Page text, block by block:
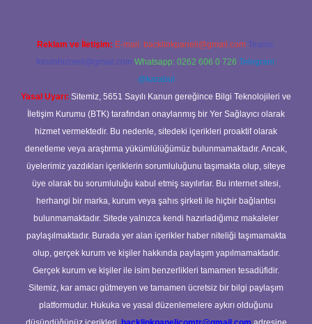
Reklam ve İletişim: E-mail: backlinkpaneli@gmail.com Teams:
forumhizmeti@gmail.com Whatsapp: 0262 606 0 726 Telegram:
@karabul
Yasal Uyarı: Sitemiz, 5651 Sayılı Kanun gereğince Bilgi Teknolojileri ve
İletişim Kurumu (BTK) tarafından onaylanmış bir Yer Sağlayıcı olarak
hizmet vermektedir. Bu nedenle, sitedeki içerikleri proaktif olarak
denetleme veya araştırma yükümlülüğümüz bulunmamaktadır. Ancak,
üyelerimiz yazdıkları içeriklerin sorumluluğunu taşımakta olup, siteye
üye olarak bu sorumluluğu kabul etmiş sayılırlar. Bu internet sitesi,
herhangi bir marka, kurum veya şahıs şirketi ile hiçbir bağlantısı
bulunmamaktadır. Sitede yalnızca kendi hazırladığımız makaleler
paylaşılmaktadır. Burada yer alan içerikler haber niteliği taşımamakta
olup, gerçek kurum ve kişiler hakkında paylaşım yapılmamaktadır.
Gerçek kurum ve kişiler ile isim benzerlikleri tamamen tesadüfidir.
Sitemiz, kar amacı gütmeyen ve tamamen ücretsiz bir bilgi paylaşım
platformudur. Hukuka ve yasal düzenlemelere aykırı olduğunu